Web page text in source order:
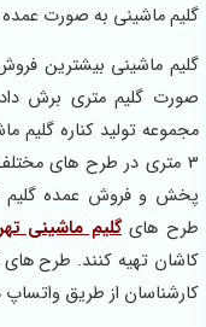
گلیم ماشینی به صورت عمده
گلیم ماشینی بیشترین
صورت گلیم متری برش
3 متری در طرح های
پخش و فروش عمده گلیم
طرح هایگلیم ماشینی
کاشان تهیه کنند. طرح های
کارشناسان از طریق واتساپ